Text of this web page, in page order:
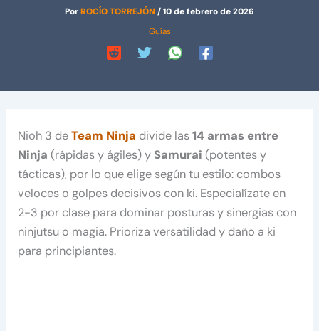
PorROCÍO TORREJÓN /10 de febrero de 2026
Guías
Nioh 3 deTeam Ninja divide las14 armas entre
Ninja (rápidas y ágiles) y Samurai(potentes y
tácticas), por lo que elige según tu estilo: combos
veloces o golpes decisivos con ki. Especialízate en
2-3 por clase para dominar posturas y sinergias con
ninjutsu o magia. Prioriza versatilidad y daño a ki
para principiantes.